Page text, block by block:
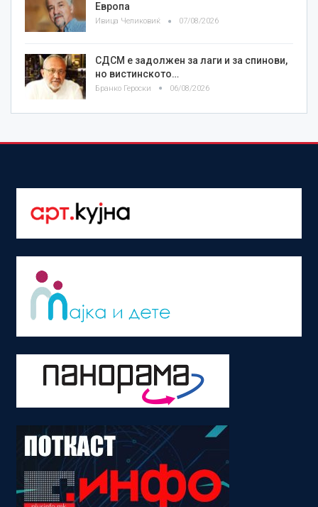
Европа
Ивица Челиковиќ 07/08/2026
СДСМ е задолжен за лаги и за спинови,
но вистинското…
Бранко Героски 06/08/2026